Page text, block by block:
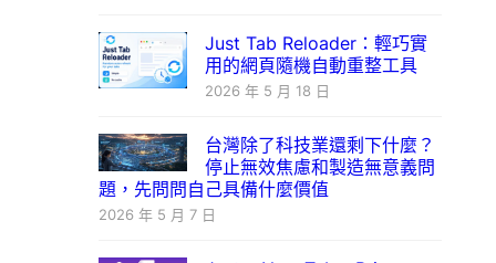
Just Tab Reloader：輕巧實
用的網頁隨機自動重整工具
2026 年 5 月 18 日
台灣除了科技業還剩下什麼？
停止無效焦慮和製造無意義問
題，先問問自己具備什麼價值
2026 年 5 月 7 日